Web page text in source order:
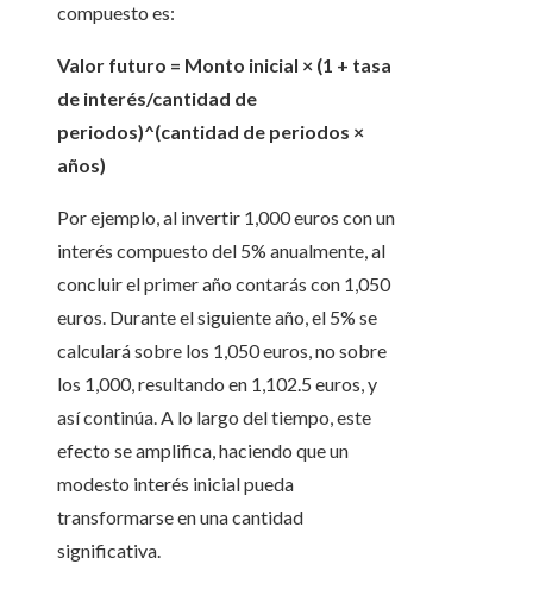
compuesto es:
Valor futuro = Monto inicial × (1 + tasa
de interés/cantidad de
periodos)^(cantidad de periodos ×
años)
Por ejemplo, al invertir 1,000 euros con un
interés compuesto del 5% anualmente, al
concluir el primer año contarás con 1,050
euros. Durante el siguiente año, el 5% se
calculará sobre los 1,050 euros, no sobre
los 1,000, resultando en 1,102.5 euros, y
así continúa. A lo largo del tiempo, este
efecto se amplifica, haciendo que un
modesto interés inicial pueda
transformarse en una cantidad
significativa.